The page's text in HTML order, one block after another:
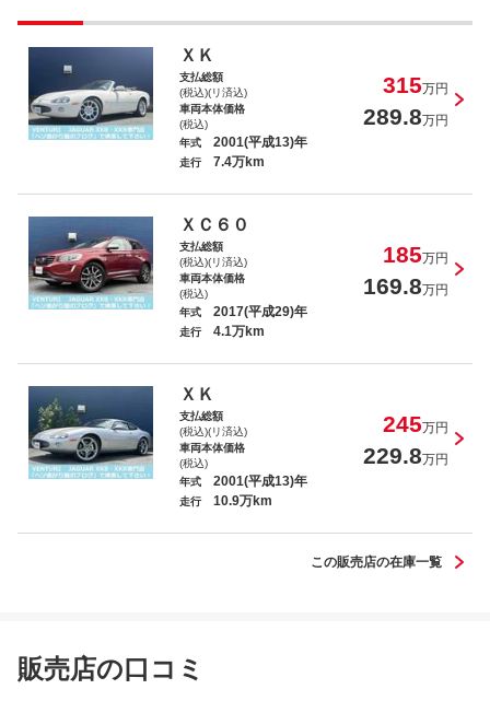
ジャガー Ｆペイス ポートフォリオ
ジャガー ＸＫＲ
ＸＫ
支払総額
(税込)(リ済込)
315万円
車両本体価格
(税込)
289.8万円
年式 2001(平成13)年
走行 7.4万km
ＸＣ６０
支払総額
(税込)(リ済込)
185万円
車両本体価格
(税込)
169.8万円
年式 2017(平成29)年
走行 4.1万km
ＸＫ
支払総額
(税込)(リ済込)
245万円
車両本体価格
(税込)
229.8万円
年式 2001(平成13)年
走行 10.9万km
この販売店の在庫一覧
販売店の口コミ